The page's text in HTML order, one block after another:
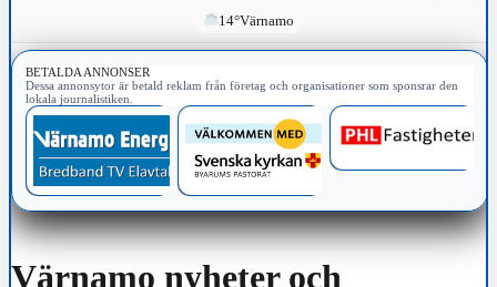
14°Värnamo
BETALDA ANNONSER
Dessa annonsytor är betald reklam från företag och organisationer som sponsrar den
lokala journalistiken.
Värnamo nyheter och